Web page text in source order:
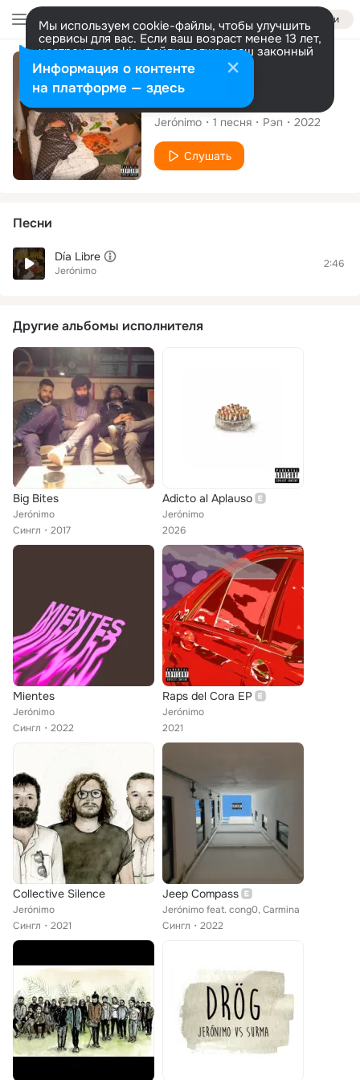
Войти
Мы используем cookie-файлы, чтобы улучшить
сервисы для вас. Если ваш возраст менее 13 лет,
настроить cookie-файлы должен ваш законный
представитель. Больше информации
Разрешить все Настроить
Сингл
Día Libre
Jerónimo 1 песня Рэп 2022
Слушать
Песни
Día Libre
Jerónimo
2:46
Другие альбомы исполнителя
Big Bites
Jerónimo
Сингл
2017
Adicto al Aplauso
Jerónimo
2026
Mientes
Jerónimo
Сингл
2022
Raps del Cora EP
Jerónimo
2021
Collective Silence
Jerónimo
Сингл
2021
Jeep Compass
Jerónimo feat. cong0, Carmina
Сингл
2022
Информация о контенте
на платформе — здесь